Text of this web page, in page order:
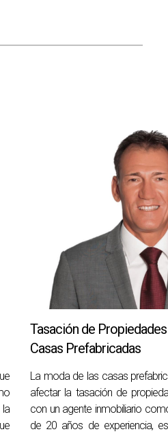
España, introduciendo
disponibles y puede disminuir la
a alquiler
del mercado local y
o transformarla en un
sobre la Ley 6/2025?
asesor inmobiliario para
personalizada sobre
inmobiliarias. Estoy
inmobiliario y puede guiarte
Tasación de
Casas Prefabricadas
La moda de las casas
afectar la tasación de
con un agente inmobiliario
de 20 años de experiencia,